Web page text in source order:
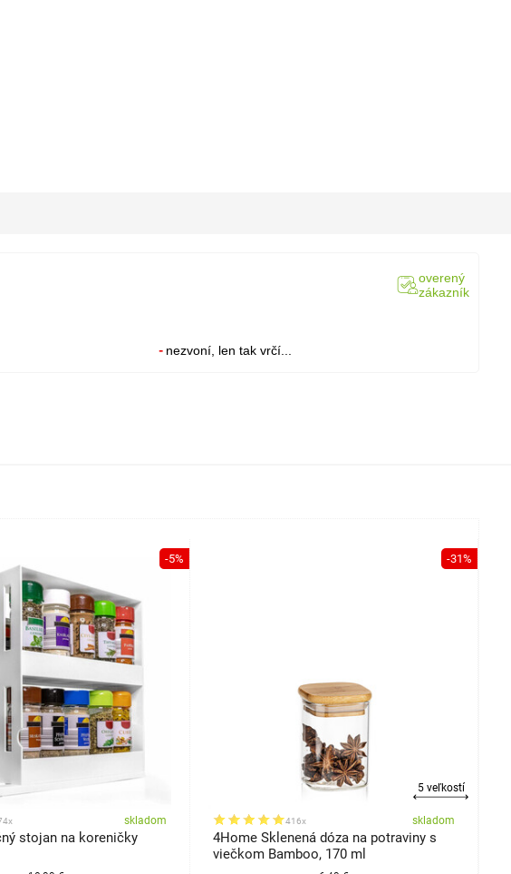
overený
zákazník
nezvoní, len tak vrčí...
-5%
skladom
stojan na koreničky
-31%
5 veľkostí
416x skladom
4Home Sklenená dóza na potraviny s
viečkom Bamboo, 170 ml